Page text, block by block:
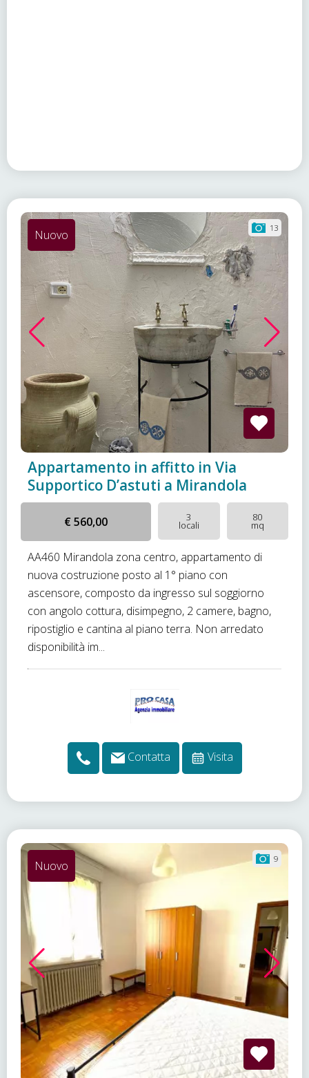
13
Nuovo
Appartamento in affitto in Via
Supportico D’astuti a Mirandola
€ 560,00 3
locali
80
mq
AA460 Mirandola zona centro, appartamento di
nuova costruzione posto al 1° piano con
ascensore, composto da ingresso sul soggiorno
con angolo cottura, disimpegno, 2 camere, bagno,
ripostiglio e cantina al piano terra. Non arredato
disponibilità im...
Contatta Visita
9
Nuovo